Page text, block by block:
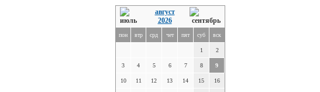
август
2026
пон втр срд чет пят суб вск
1 2
3 4 5 6 7 8 9
10 11 12 13 14 15 16